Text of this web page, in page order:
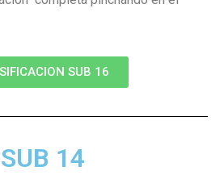
SUB 16
SUB 14